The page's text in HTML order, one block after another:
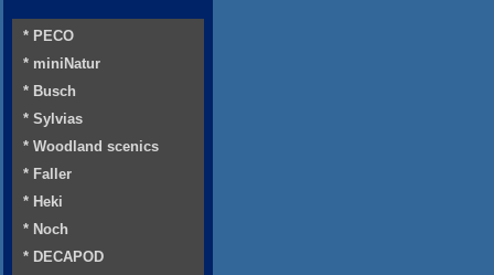
* PECO
* miniNatur
* Busch
* Sylvias
* Woodland scenics
* Faller
* Heki
* Noch
* DECAPOD